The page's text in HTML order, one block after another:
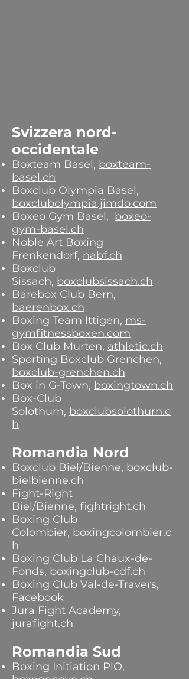
Svizzera nord-
occidentale
Boxteam Basel, boxteam-
basel.ch
Boxclub Olympia Basel,
boxclubolympia.jimdo.com
Boxeo Gym Basel, boxeo-
gym-basel.ch
Noble Art Boxing
Frenkendorf, nabf.ch
Boxclub
Sissach, boxclubsissach.ch
Bärebox Club Bern,
baerenbox.ch
Boxing Team Ittigen, ms-
gymfitnessboxen.com
Box Club Murten, athletic.ch
Sporting Boxclub Grenchen,
boxclub-grenchen.ch
Box in G-Town, boxingtown.ch
Box-Club
Solothurn, boxclubsolothurn.c
h
Romandia Nord
Boxclub Biel/Bienne, boxclub-
bielbienne.ch
Fight-Right
Biel/Bienne, fightright.ch
Boxing Club
Colombier, boxingcolombier.c
h
Boxing Club La Chaux-de-
Fonds, boxingclub-cdf.ch
Boxing Club Val-de-Travers,
Facebook
Jura Fight Academy,
jurafight.ch
Romandia Sud
Boxing Initiation PlO,